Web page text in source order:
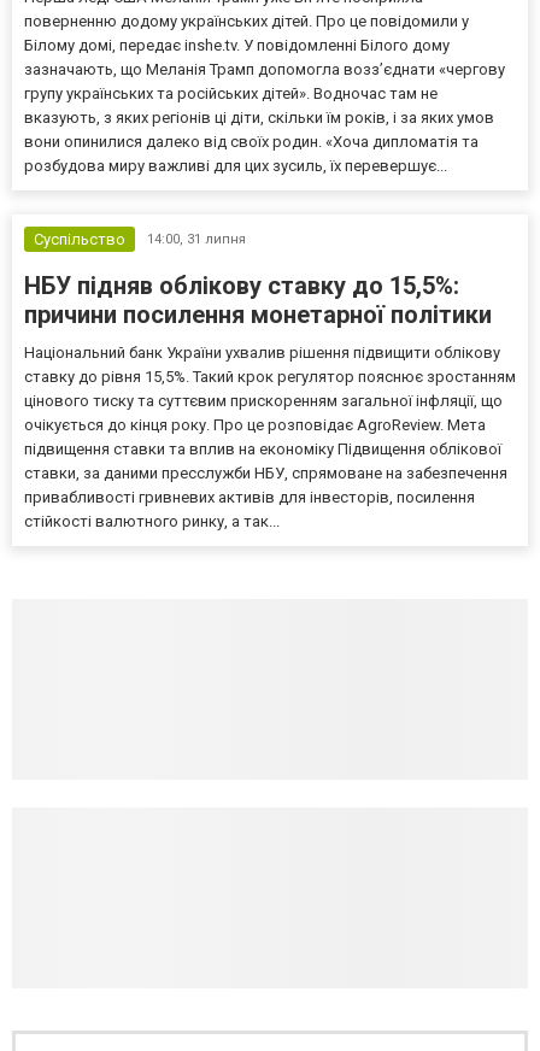
поверненню додому українських дітей. Про це повідомили у
Білому домі, передає inshe.tv. У повідомленні Білого дому
зазначають, що Меланія Трамп допомогла возз’єднати «чергову
групу українських та російських дітей». Водночас там не
вказують, з яких регіонів ці діти, скільки їм років, і за яких умов
вони опинилися далеко від своїх родин. «Хоча дипломатія та
розбудова миру важливі для цих зусиль, їх перевершує...
Суспільство 14:00, 31 липня
НБУ підняв облікову ставку до 15,5%:
причини посилення монетарної політики
Національний банк України ухвалив рішення підвищити облікову
ставку до рівня 15,5%. Такий крок регулятор пояснює зростанням
цінового тиску та суттєвим прискоренням загальної інфляції, що
очікується до кінця року. Про це розповідає AgroReview. Мета
підвищення ставки та вплив на економіку Підвищення облікової
ставки, за даними пресслужби НБУ, спрямоване на забезпечення
привабливості гривневих активів для інвесторів, посилення
стійкості валютного ринку, а так...